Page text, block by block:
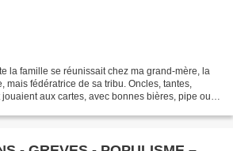
la famille se réunissait chez ma grand-mère, la
mais fédératrice de sa tribu. Oncles, tantes,
aux cartes, avec bonnes bières, pipe ou